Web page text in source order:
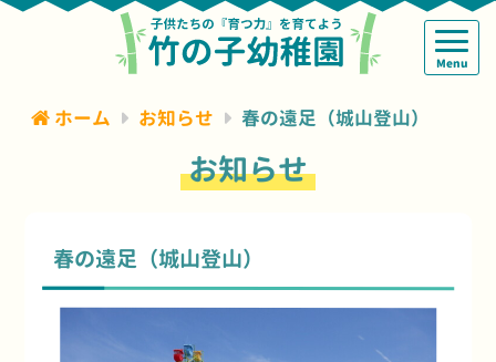
Menu
ホーム お知らせ 春の遠足（城山登山）
お知らせ
春の遠足（城山登山）